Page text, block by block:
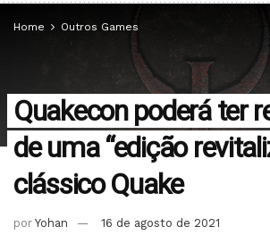
Home Outros Games
Quakecon poderá ter
de uma “edição
clássico Quake
por Yohan
16 de agosto de 2021